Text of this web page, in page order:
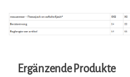
Ergänzende Produkte